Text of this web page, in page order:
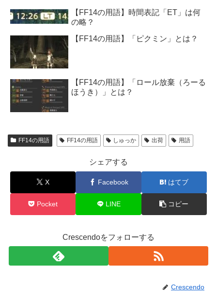
【FF14の用語】時間表記「ET」は何
の略？
【FF14の用語】「ピクミン」とは？
【FF14の用語】「ロール放棄（ろーる
ほうき）」とは？
FF14の用語 FF14の用語 しゅっか 出荷 用語
シェアする
X Facebook はてブ
Pocket LINE コピー
Crescendoをフォローする
Crescendo